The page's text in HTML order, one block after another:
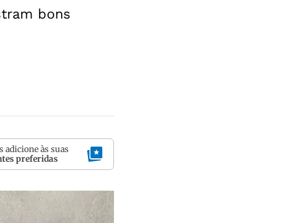
bons
adicione às suas
preferidas